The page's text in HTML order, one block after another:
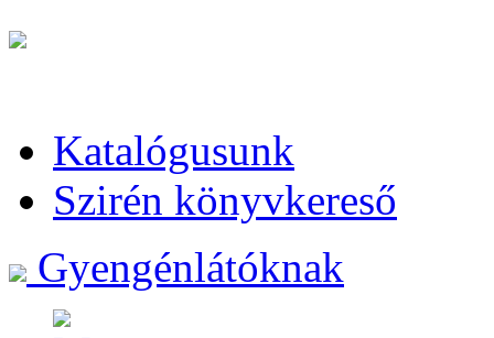
Katalógusunk
Szirén könyvkereső
Gyengénlátóknak